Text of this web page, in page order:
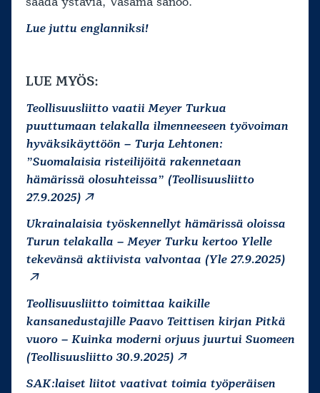
Lue juttu englanniksi!
LUE MYÖS:
Teollisuusliitto vaatii Meyer Turkua
puuttumaan telakalla ilmenneeseen työvoiman
hyväksikäyttöön – Turja Lehtonen:
”Suomalaisia risteilijöitä rakennetaan
hämärissä olosuhteissa” (Teollisuusliitto
27.9.2025)
Ukrainalaisia työskennellyt hämärissä oloissa
Turun telakalla – Meyer Turku kertoo Ylelle
tekevänsä aktiivista valvontaa (Yle 27.9.2025)
Teollisuusliitto toimittaa kaikille
kansanedustajille Paavo Teittisen kirjan Pitkä
vuoro – Kuinka moderni orjuus juurtui Suomeen
(Teollisuusliitto 30.9.2025)
SAK:laiset liitot vaativat toimia työperäisen